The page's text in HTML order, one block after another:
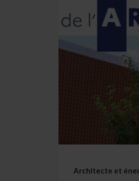
Architecte et